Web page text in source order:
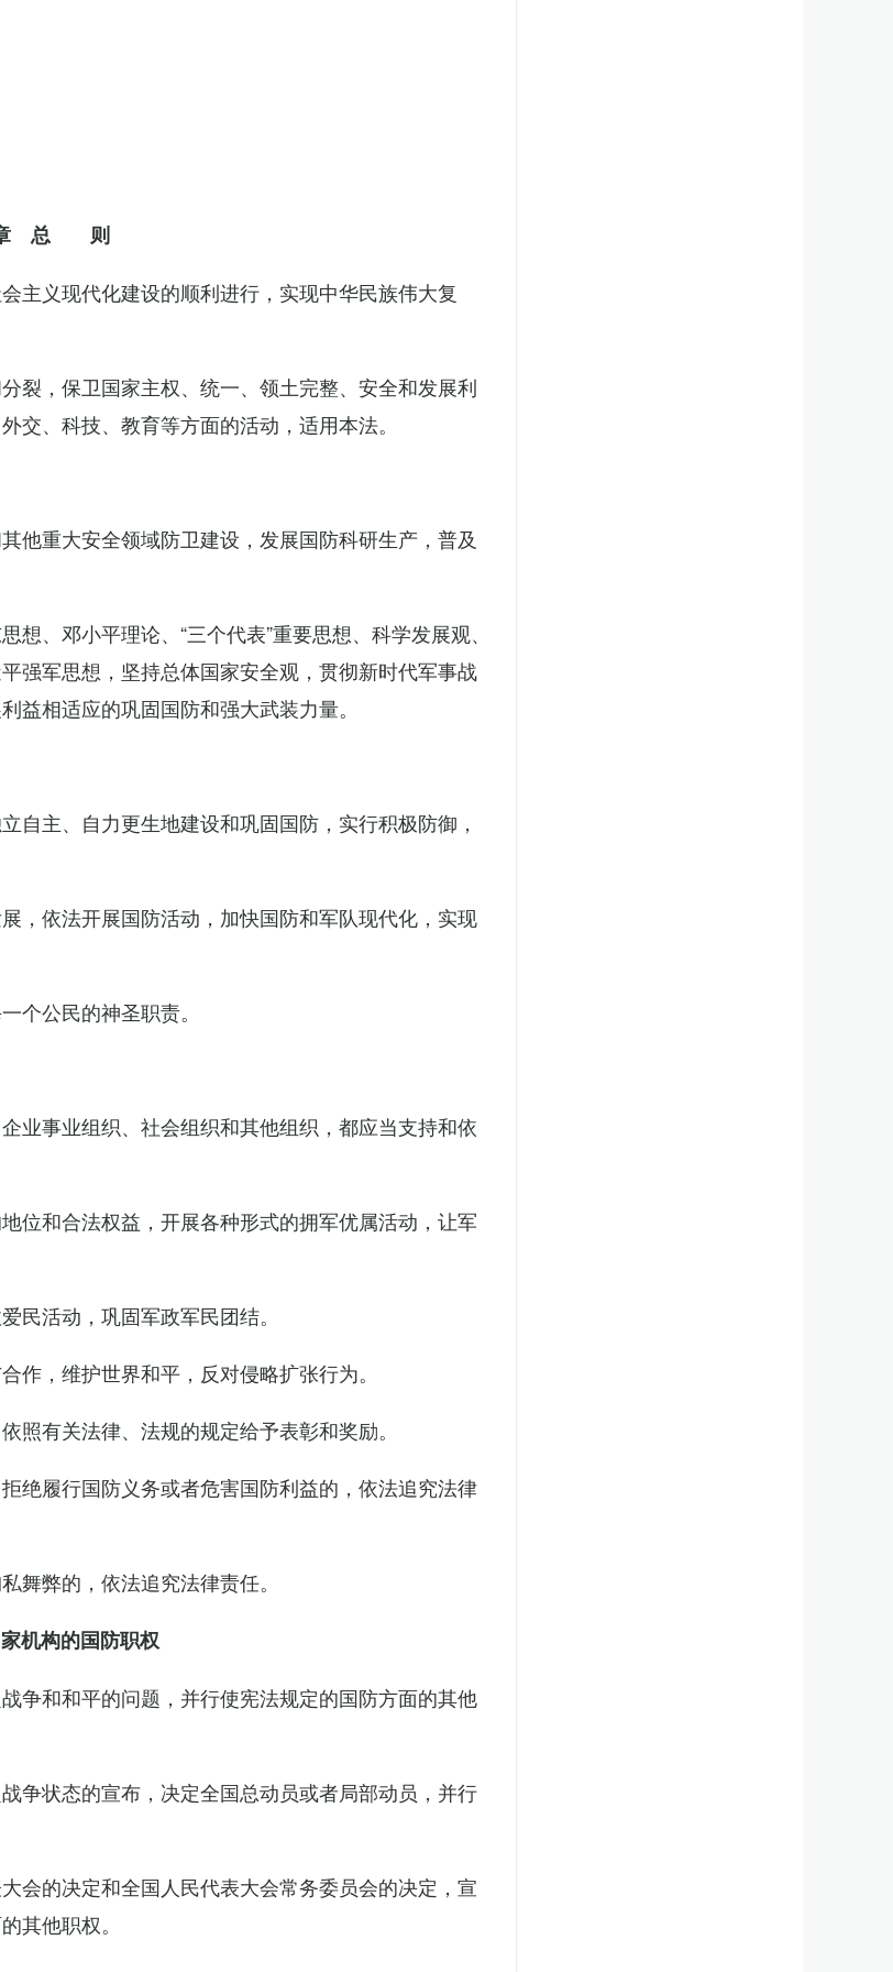
章 总 则
义现代化建设的顺利进行，实现中华民族伟大复
，保卫国家主权、统一、领土完整、安全和发展利
交、科技、教育等方面的活动，适用本法。
他重大安全领域防卫建设，发展国防科研生产，普及
、邓小平理论、“三个代表”重要思想、科学发展观、
强军思想，坚持总体国家安全观，贯彻新时代军事战
益相适应的巩固国防和强大武装力量。
主、自力更生地建设和巩固国防，实行积极防御，
，依法开展国防活动，加快国防和军队现代化，实现
公民的神圣职责。
业事业组织、社会组织和其他组织，都应当支持和依
和合法权益，开展各种形式的拥军优属活动，让军
民活动，巩固军政军民团结。
，维护世界和平，反对侵略扩张行为。
有关法律、法规的规定给予表彰和奖励。
履行国防义务或者危害国防利益的，依法追究法律
舞弊的，依法追究法律责任。
机构的国防职权
和和平的问题，并行使宪法规定的国防方面的其他
争状态的宣布，决定全国总动员或者局部动员，并行
的决定和全国人民代表大会常务委员会的决定，宣
其他职权。